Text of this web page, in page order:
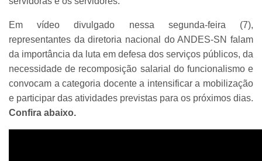
Em vídeo divulgado nessa segunda-feira (7),
representantes da diretoria nacional do ANDES-SN falam
da importância da luta em defesa dos serviços públicos, da
necessidade de recomposição salarial do funcionalismo e
convocam a categoria docente a intensificar a mobilização
e participar das atividades previstas para os próximos dias.
Confira abaixo.